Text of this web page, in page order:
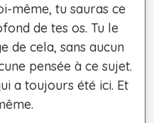
même, tu sauras ce
de tes os. Tu le
de cela, sans aucun
pensée à ce sujet.
a toujours été ici. Et